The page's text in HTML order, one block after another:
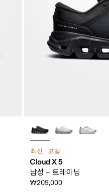
최신 모델
Cloud X 5
남성 – 트레이닝
₩209,000